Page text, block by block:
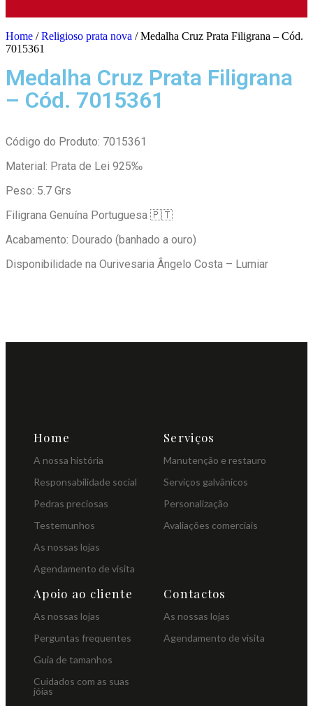
Home /Religioso prata nova / Medalha Cruz Prata Filigrana – Cód.
7015361
Medalha Cruz Prata Filigrana
– Cód. 7015361
Código do Produto: 7015361
Material: Prata de Lei 925‰
Peso: 5.7 Grs
Filigrana Genuína Portuguesa 🇵🇹
Acabamento: Dourado (banhado a ouro)
Disponibilidade na Ourivesaria Ângelo Costa – Lumiar
Home
A nossa história
Responsabilidade social
Pedras preciosas
Testemunhos
As nossas lojas
Agendamento de visita
Serviços
Manutenção e restauro
Serviços galvânicos
Personalização
Avaliações comerciais
Apoio ao cliente
As nossas lojas
Perguntas frequentes
Guia de tamanhos
Cuidados com as suas
jóias
Contactos
As nossas lojas
Agendamento de visita